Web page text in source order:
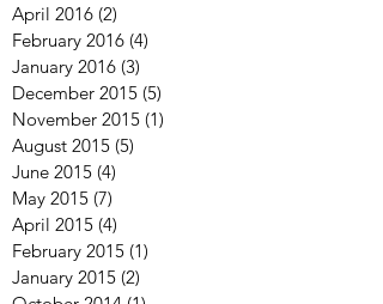
April 2016 (2)
February 2016 (4)
January 2016 (3)
December 2015 (5)
November 2015 (1)
August 2015 (5)
June 2015 (4)
May 2015 (7)
April 2015 (4)
February 2015 (1)
January 2015 (2)